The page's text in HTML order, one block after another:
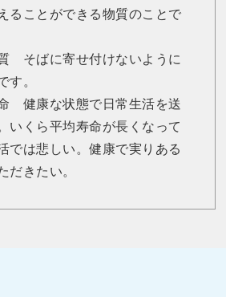
ることができる物質のことで
そばに寄せ付けないように
す。
健康な状態で日常生活を送
いくら平均寿命が長くなって
では悲しい。健康で実りある
だきたい。